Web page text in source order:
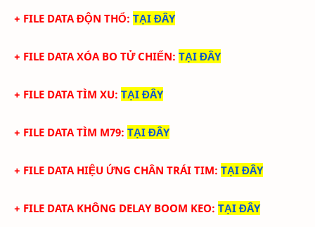
+ FILE DATA ĐỘN THỔ: TẠI ĐÂY
+ FILE DATA XÓA BO TỬ CHIẾN: TẠI ĐÂY
+ FILE DATA TÌM XU: TẠI ĐÂY
+ FILE DATA TÌM M79: TẠI ĐÂY
+ FILE DATA HIỆU ỨNG CHÂN TRÁI TIM: TẠI ĐÂY
+ FILE DATA KHÔNG DELAY BOOM KEO: TẠI ĐÂY